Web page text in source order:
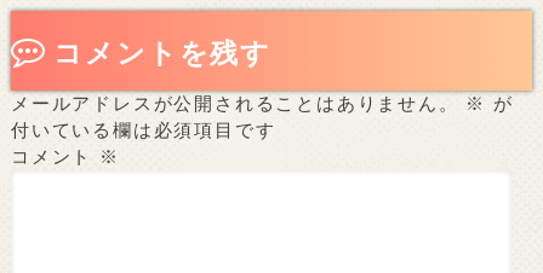
コメントを残す
メールアドレスが公開されることはありません。 ※
が
付いている欄は必須項目です
コメント
※